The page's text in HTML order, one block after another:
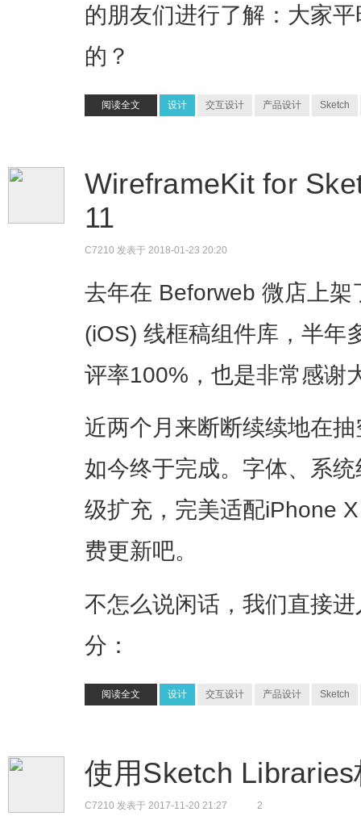
的朋友们进行了解：大家
的？
阅读全文 设计 交互设计 产品设计 Sketch
WireframeKit for
11
C7210 发表于 2018-01-23 20:20
去年在 Beforweb 微店上
(iOS) 线框稿组件库，半年
评率100%，也是非常感谢
近两个月来断断续续地在
如今终于完成。字体、系
级扩充，完美适配iPhone
费更新吧。
不怎么说闲话，我们直接
分：
阅读全文 设计 交互设计 产品设计 Sketch
使用Sketch
C7210 发表于 2017-11-20 21:27 2